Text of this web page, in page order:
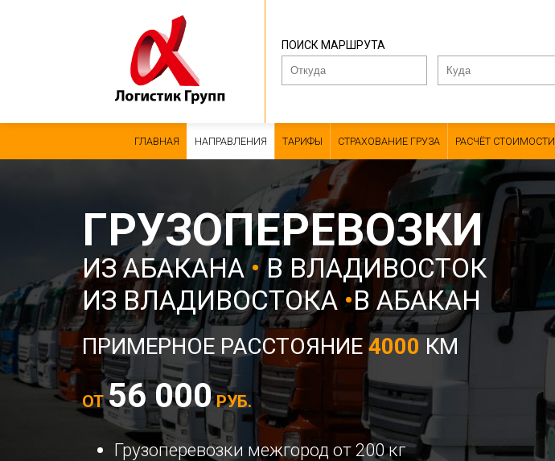
ПОИСК МАРШРУТА
ГЛАВНАЯ НАПРАВЛЕНИЯ ТАРИФЫ СТРАХОВАНИЕ ГРУЗА РАСЧЁТ СТОИМОСТИ
ГРУЗОПЕРЕВОЗКИ
ИЗ АБАКАНА•В ВЛАДИВОСТОК
ИЗ ВЛАДИВОСТОКА •В АБАКАН
ПРИМЕРНОЕ РАССТОЯНИЕ4000 КМ
ОТ56 000РУБ.
Грузоперевозки межгород от 200 кг